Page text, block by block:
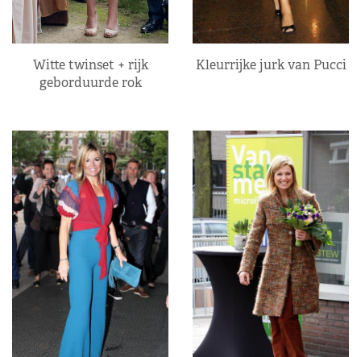
Witte twinset + rijk
geborduurde rok
Kleurrijke jurk van Pucci